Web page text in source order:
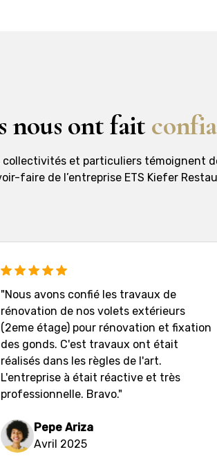
nous ont fait
et particuliers témoignent
faire de l’entreprise ETS Kiefer
"Nous avons confié les travaux de
rénovation de nos volets extérieurs
(2eme étage) pour rénovation et fixation
des gonds. C'est travaux ont était
réalisés dans les règles de l'art.
L'entreprise à était réactive et très
professionnelle. Bravo."
Pepe Ariza
Avril 2025